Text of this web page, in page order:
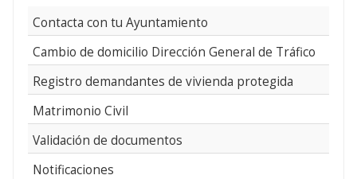
Contacta con tu Ayuntamiento
Cambio de domicilio Dirección General de Tráfico
Registro demandantes de vivienda protegida
Matrimonio Civil
Validación de documentos
Notificaciones